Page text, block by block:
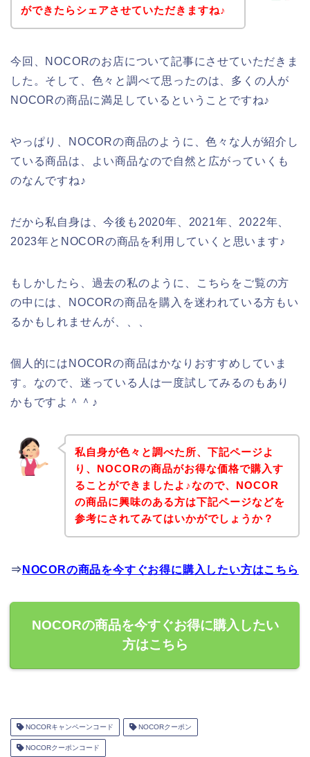
ができたらシェアさせていただきますね♪
今回、NOCORのお店について記事にさせていただきま
した。そして、色々と調べて思ったのは、多くの人が
NOCORの商品に満足しているということですね♪
やっぱり、NOCORの商品のように、色々な人が紹介し
ている商品は、よい商品なので自然と広がっていくも
のなんですね♪
だから私自身は、今後も2020年、2021年、2022年、
2023年とNOCORの商品を利用していくと思います♪
もしかしたら、過去の私のように、こちらをご覧の方
の中には、NOCORの商品を購入を迷われている方もい
るかもしれませんが、、、
個人的にはNOCORの商品はかなりおすすめしていま
す。なので、迷っている人は一度試してみるのもあり
かもですよ＾＾♪
私自身が色々と調べた所、下記ページよ
り、NOCORの商品がお得な価格で購入す
ることができましたよ♪なので、NOCOR
の商品に興味のある方は下記ページなどを
参考にされてみてはいかがでしょうか？
⇒ NOCORの商品を今すぐお得に購入したい方はこちら
NOCORの商品を今すぐお得に購入したい
方はこちら
NOCORキャンペーンコード NOCORクーポン
NOCORクーポンコード